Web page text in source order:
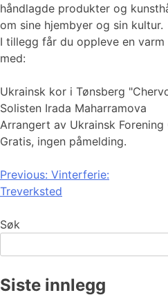
håndlagde produkter og
om sine hjembyer og sin kultur.
I tillegg får du oppleve en
med:
Ukrainsk kor i Tønsberg
Solisten Irada Maharramova
Arrangert av Ukrainsk
Gratis, ingen påmelding.
Innleggsnavigasjon
Previous: Vinterferie:
Treverksted
Søk
Siste innlegg